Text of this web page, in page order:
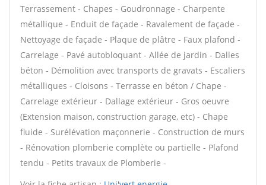
Terrassement - Chapes - Goudronnage - Charpente
métallique - Enduit de façade - Ravalement de façade -
Nettoyage de façade - Plaque de plâtre - Faux plafond -
Carrelage - Pavé autobloquant - Allée de jardin - Dalles
béton - Démolition avec transports de gravats - Escaliers
métalliques - Cloisons - Terrasse en béton / Chape -
Carrelage extérieur - Dallage extérieur - Gros oeuvre
(Extension maison, construction garage, etc) - Chape
fluide - Surélévation maçonnerie - Construction de murs
- Rénovation plomberie complète ou partielle - Plafond
tendu - Petits travaux de Plomberie -